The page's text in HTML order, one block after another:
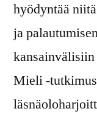
hyödyntää
ja
Mieli -